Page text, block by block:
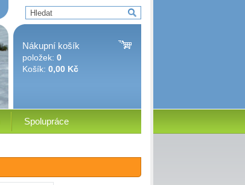
Nákupní košík
položek: 0
Košík: 0,00 Kč
Spolupráce